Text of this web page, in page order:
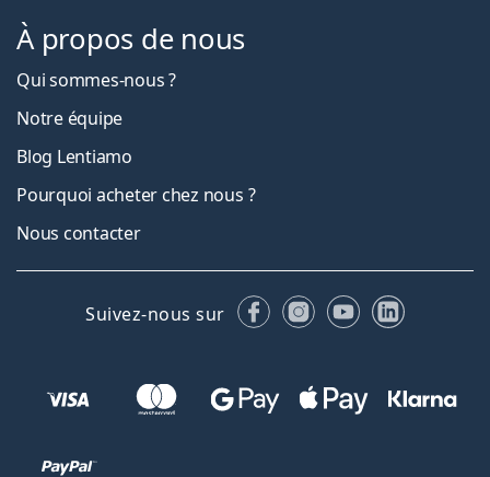
À propos de nous
Qui sommes-nous ?
Notre équipe
Blog Lentiamo
Pourquoi acheter chez nous ?
Nous contacter
Suivez-nous sur FacebookInstagram
YouTubeLinkedIn